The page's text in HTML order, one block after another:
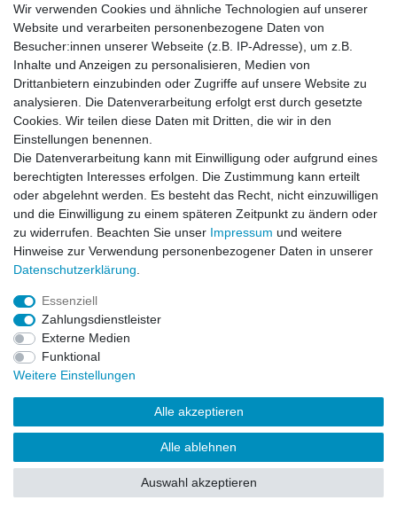
Filter
Zahlung und Versand
Impressum Daten­schutz­erklärung AGB
Barrierefreiheitserklärung Widerrufs­recht
Vertrag widerrufen
© Copyright 2026 | Alle Rechte vorbehalten.
Wir verwenden Cookies und ähnliche Technologien auf unserer
Website und verarbeiten personenbezogene Daten von
Besucher:innen unserer Webseite (z.B. IP-Adresse), um z.B.
Inhalte und Anzeigen zu personalisieren, Medien von
Drittanbietern einzubinden oder Zugriffe auf unsere Website zu
analysieren. Die Datenverarbeitung erfolgt erst durch gesetzte
Cookies. Wir teilen diese Daten mit Dritten, die wir in den
Einstellungen benennen.
Die Datenverarbeitung kann mit Einwilligung oder aufgrund eines
berechtigten Interesses erfolgen. Die Zustimmung kann erteilt
oder abgelehnt werden. Es besteht das Recht, nicht einzuwilligen
und die Einwilligung zu einem späteren Zeitpunkt zu ändern oder
zu widerrufen. Beachten Sie unser Impressum und weitere
Hinweise zur Verwendung personenbezogener Daten in unserer
Daten­schutz­erklärung
Essenziell
Zahlungsdienstleister
Externe Medien
Funktional
Weitere Einstellungen
Alle akzeptieren
Alle ablehnen
Auswahl akzeptieren